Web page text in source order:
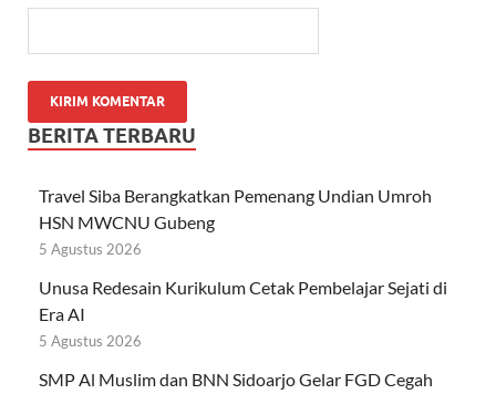
BERITA TERBARU
Travel Siba Berangkatkan Pemenang Undian Umroh
HSN MWCNU Gubeng
5 Agustus 2026
Unusa Redesain Kurikulum Cetak Pembelajar Sejati di
Era AI
5 Agustus 2026
SMP Al Muslim dan BNN Sidoarjo Gelar FGD Cegah